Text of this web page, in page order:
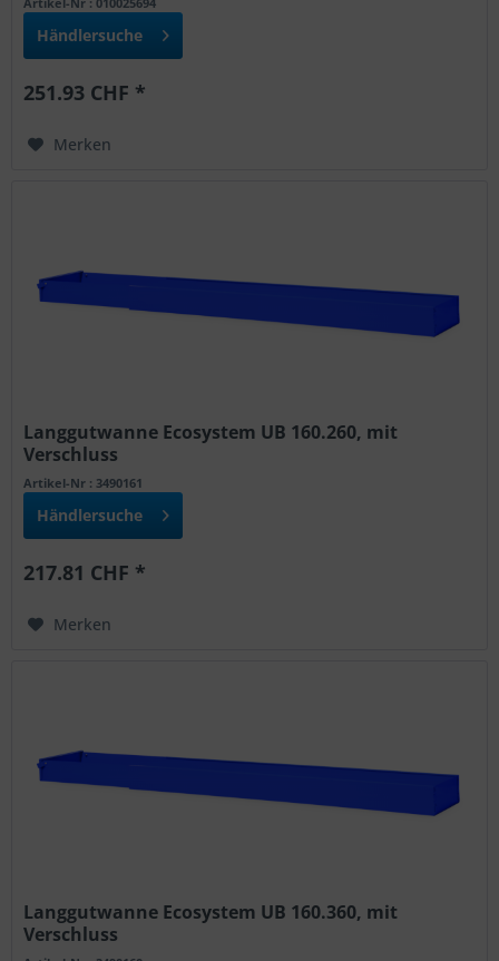
Händlersuche
251.93 CHF *
Merken
Langgutwanne Ecosystem UB 160.260, mit
Verschluss
Artikel-Nr : 3490161
Händlersuche
217.81 CHF *
Merken
Langgutwanne Ecosystem UB 160.360, mit
Verschluss